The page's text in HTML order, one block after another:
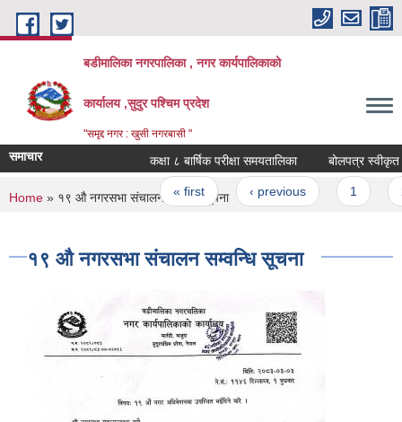
Skip to main content
बडीमालिका नगरपालिका , नगर कार्यपालिकाको
कार्यालय ,सुदुर पश्चिम प्रदेश
"समृद्द नगर : खुसी नगरबासी "
समाचार कक्षा ८ बार्षिक परीक्षा समयतालिका बोलपत्र स्वीकृत
Pages
« first ‹ previous
You are here
Home » १९ औ नगरसभा संचालन सम्वन्धि सूचना
१९ औ नगरसभा संचालन सम्वन्धि सूचना